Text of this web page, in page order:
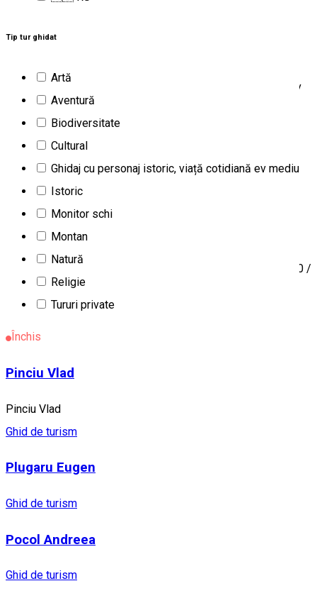
Tip tur ghidat
Artă
Aventură
Biodiversitate
Cultural
Ghidaj cu personaj istoric, viață cotidiană ev mediu
Istoric
Monitor schi
Montan
Natură
Religie
Tururi private
Sunt Gyongyi Bernath ( Perla) Lucrez ca ghid local, in Brasov
si national pe cont propriu din 2007 , ca persoana juridica.
promovez mai ales obiectivele turistice orasului meu de
Tarifele variaza in functie de marimea grupului :intre 50 - 100 /
Închis
Pinciu Vlad
Pinciu Vlad
Ghid de turism
Plugaru Eugen
Ghid de turism
Pocol Andreea
Ghid de turism